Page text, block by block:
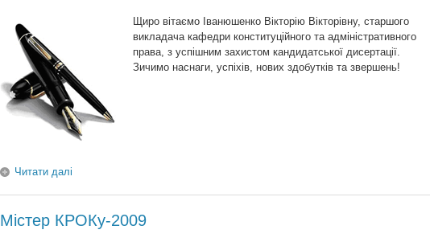
Щиро вітаємо Іванюшенко Вікторію Вікторівну, старшого
викладача кафедри конституційного та адміністративного
права, з успішним захистом кандидатської дисертації.
Зичимо наснаги, успіхів, нових здобутків та звершень!
Читати далі
Містер КРОКу-2009